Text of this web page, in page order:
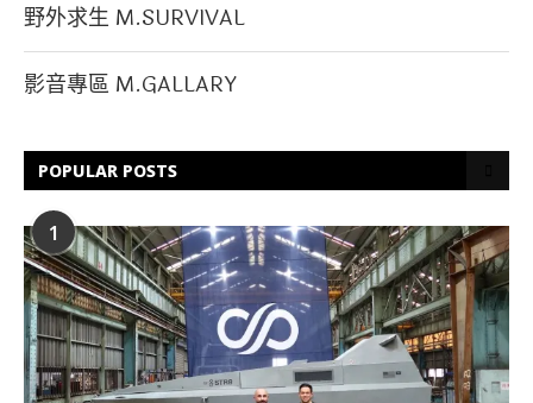
野外求生 M.SURVIVAL
影音專區 M.GALLARY
POPULAR POSTS
1